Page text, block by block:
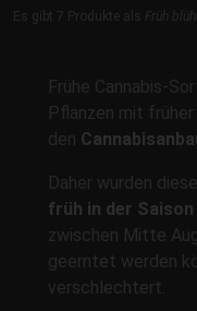
Es gibt 7 Produkte als Früh
Frühe Cannabis-
Pflanzen mit
den
Daher wurden
früh in der Saison
zwischen Mitte
geerntet werden
verschlechtert.